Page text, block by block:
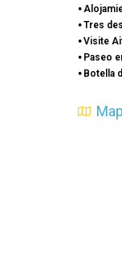
⦁
⦁ Tres
⦁ Visite
⦁ Paseo
⦁ Botella